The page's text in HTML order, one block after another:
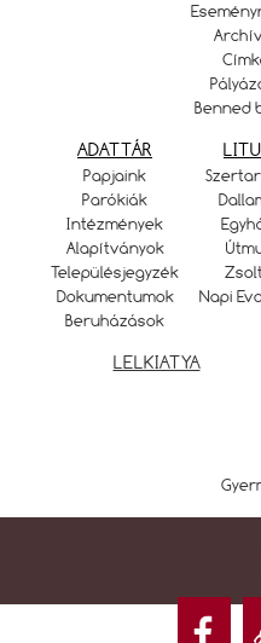
Benned
ADATTÁR
Papjaink
Parókiák
Intézmények
Alapítványok
Településjegyzék
Dokumentumok
Beruházások
Napi
LELKIATYA